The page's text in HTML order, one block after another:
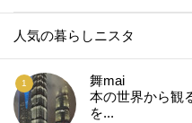
人気の暮らしニスタ
舞mai
本の世界から観
を...